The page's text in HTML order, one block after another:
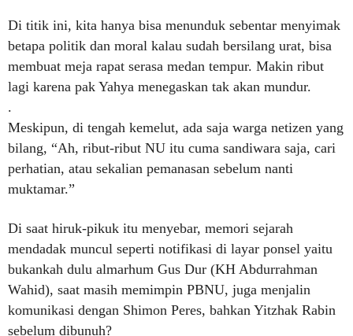
Di titik ini, kita hanya bisa menunduk sebentar menyimak
betapa politik dan moral kalau sudah bersilang urat, bisa
membuat meja rapat serasa medan tempur. Makin ribut
lagi karena pak Yahya menegaskan tak akan mundur.
.
Meskipun, di tengah kemelut, ada saja warga netizen yang
bilang, “Ah, ribut-ribut NU itu cuma sandiwara saja, cari
perhatian, atau sekalian pemanasan sebelum nanti
muktamar.”
Di saat hiruk-pikuk itu menyebar, memori sejarah
mendadak muncul seperti notifikasi di layar ponsel yaitu
bukankah dulu almarhum Gus Dur (KH Abdurrahman
Wahid), saat masih memimpin PBNU, juga menjalin
komunikasi dengan Shimon Peres, bahkan Yitzhak Rabin
sebelum dibunuh?